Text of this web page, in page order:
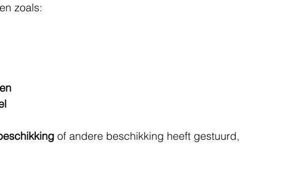
zoals:
of andere beschikking heeft gestuurd,